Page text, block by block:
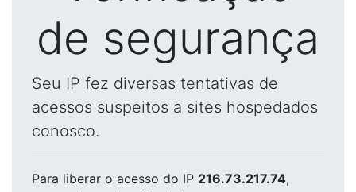
de segurança
Seu IP fez diversas tentativas de
acessos suspeitos a sites hospedados
conosco.
Para liberar o acesso do IP 216.73.217.74,